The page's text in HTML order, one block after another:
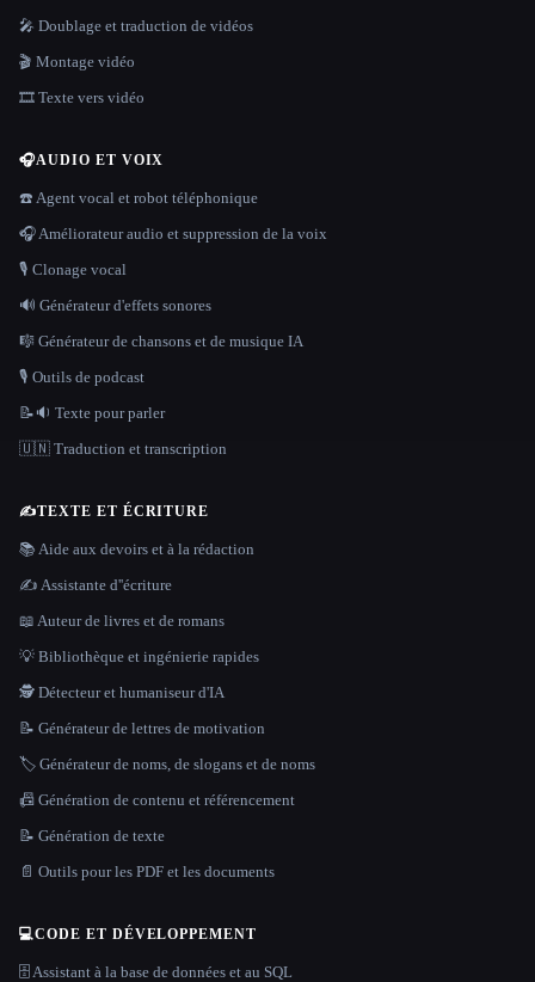
🎤 Doublage et traduction de vidéos
🎬 Montage vidéo
🎞️ Texte vers vidéo
🎧AUDIO ET VOIX
☎️ Agent vocal et robot téléphonique
🎧 Améliorateur audio et suppression de la voix
🎙️ Clonage vocal
🔊 Générateur d'effets sonores
🎼 Générateur de chansons et de musique IA
🎙️ Outils de podcast
📝🔉 Texte pour parler
🇺🇳 Traduction et transcription
✍️TEXTE ET ÉCRITURE
📚 Aide aux devoirs et à la rédaction
✍️ Assistante d''écriture
📖 Auteur de livres et de romans
💡 Bibliothèque et ingénierie rapides
🕵️ Détecteur et humaniseur d'IA
📝 Générateur de lettres de motivation
🏷️ Générateur de noms, de slogans et de noms
📠 Génération de contenu et référencement
📝 Génération de texte
📄 Outils pour les PDF et les documents
💻CODE ET DÉVELOPPEMENT
🗄️ Assistant à la base de données et au SQL